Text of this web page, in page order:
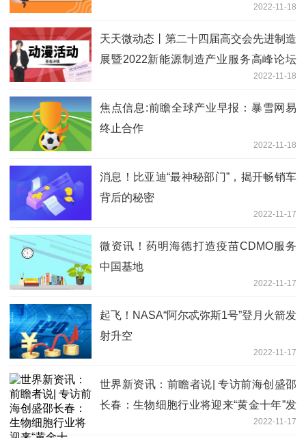
2022-11-18
天天微动态丨第二十四届高交会先进制造
展暨2022新能源制造产业服务高峰论坛
2022-11-18
焦点信息:前瞻全球产业早报：暴雪网易
终止合作
2022-11-18
消息！比亚迪“最神秘部门”，揭开畅销车
背后的秘密
2022-11-17
微资讯！药明海德打造疫苗CDMO服务
中国基地
2022-11-17
起飞！NASA“阿尔忒弥斯1号”登月火箭发
射升空
2022-11-17
世界新资讯：前瞻者说| 专访前海创盛邵
长春：生物细胞行业将迎来“黄金十年”发
2022-11-17